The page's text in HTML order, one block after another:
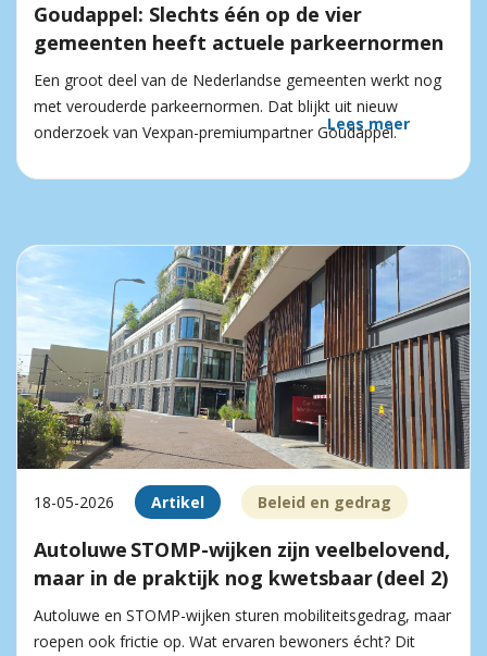
Goudappel: Slechts één op de vier
gemeenten heeft actuele parkeernormen
Een groot deel van de Nederlandse gemeenten werkt nog
met verouderde parkeernormen. Dat blijkt uit nieuw
onderzoek van Vexpan-premiumpartner Goudappel.
Lees meer
18-05-2026 Artikel Beleid en gedrag
Autoluwe STOMP-wijken zijn veelbelovend,
maar in de praktijk nog kwetsbaar (deel 2)
Autoluwe en STOMP-wijken sturen mobiliteitsgedrag, maar
roepen ook frictie op. Wat ervaren bewoners écht? Dit